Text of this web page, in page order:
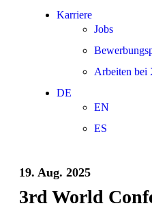
Karriere
Jobs
Arbeiten bei
DE
EN
ES
19. Aug. 2025
3rd World